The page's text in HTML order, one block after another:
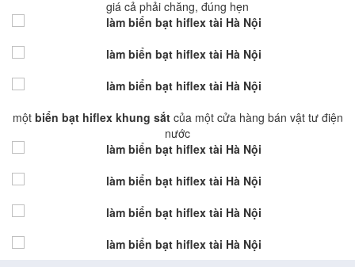
giá cả phải chăng, đúng hẹn
một biển bạt hiflex khung sắtcủa một cửa hàng bán vật tư điện
nước